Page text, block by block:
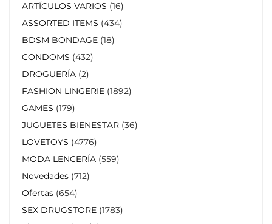
ARTÍCULOS VARIOS 16
ASSORTED ITEMS 434
BDSM BONDAGE 18
CONDOMS 432
DROGUERÍA 2
FASHION LINGERIE 1892
GAMES 179
JUGUETES BIENESTAR 36
LOVETOYS 4776
MODA LENCERÍA 559
Novedades 712
Ofertas 654
SEX DRUGSTORE 1783